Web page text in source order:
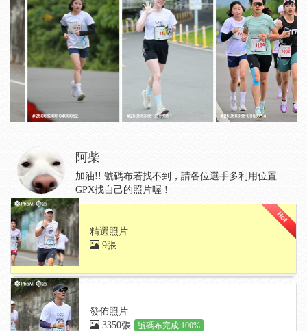
阿柴
加油!! 號碼布若找不到，請各位選手多利用位置
GPX找自己的照片喔 !
精選照片
9張
發佈照片
3350張
號碼布完成:100%